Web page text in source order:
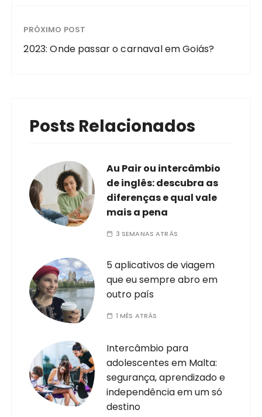
PRÓXIMO POST
2023: Onde passar o carnaval em Goiás?
Posts Relacionados
Au Pair ou intercâmbio
de inglês: descubra as
diferenças e qual vale
mais a pena
3 SEMANAS ATRÁS
5 aplicativos de viagem
que eu sempre abro em
outro país
1 MÊS ATRÁS
Intercâmbio para
adolescentes em Malta:
segurança, aprendizado e
independência em um só
destino